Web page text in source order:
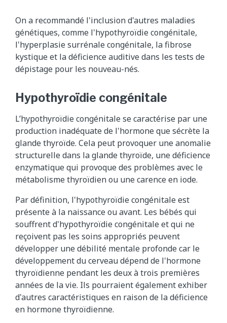
On a recommandé l'inclusion d'autres maladies
génétiques, comme l'hypothyroïdie congénitale,
l'hyperplasie surrénale congénitale, la fibrose
kystique et la déficience auditive dans les tests de
dépistage pour les nouveau-nés.
Hypothyroïdie congénitale
L’hypothyroïdie congénitale se caractérise par une
production inadéquate de l'hormone que sécrète la
glande thyroïde. Cela peut provoquer une anomalie
structurelle dans la glande thyroïde, une déficience
enzymatique qui provoque des problèmes avec le
métabolisme thyroïdien ou une carence en iode.
Par définition, l'hypothyroïdie congénitale est
présente à la naissance ou avant. Les bébés qui
souffrent d'hypothyroïdie congénitale et qui ne
reçoivent pas les soins appropriés peuvent
développer une débilité mentale profonde car le
développement du cerveau dépend de l'hormone
thyroïdienne pendant les deux à trois premières
années de la vie. Ils pourraient également exhiber
d'autres caractéristiques en raison de la déficience
en hormone thyroïdienne.